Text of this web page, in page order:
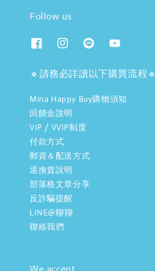
Follow us
🔹請務必詳讀以下購買流程🔹
Mina Happy Buy購物須知
回饋金說明
VIP / VVIP制度
付款方式
郵資＆配送方式
退換貨說明
部落格文章分享
反詐騙提醒
LINE@聊聊
聯絡我們